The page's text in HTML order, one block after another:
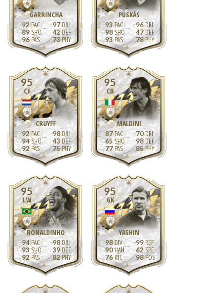
GARRINCHA
92
89
96
97
42
73
PUSKÁS
93
98
93
96
47
78
95
CF
CRUYFF
92
94
92
98
43
75
95
CB
MALDINI
87
65
77
70
98
85
95
LW
RONALDINHO
94
93
92
98
39
82
95
GK
YASHIN
98
90
76
99
62
98